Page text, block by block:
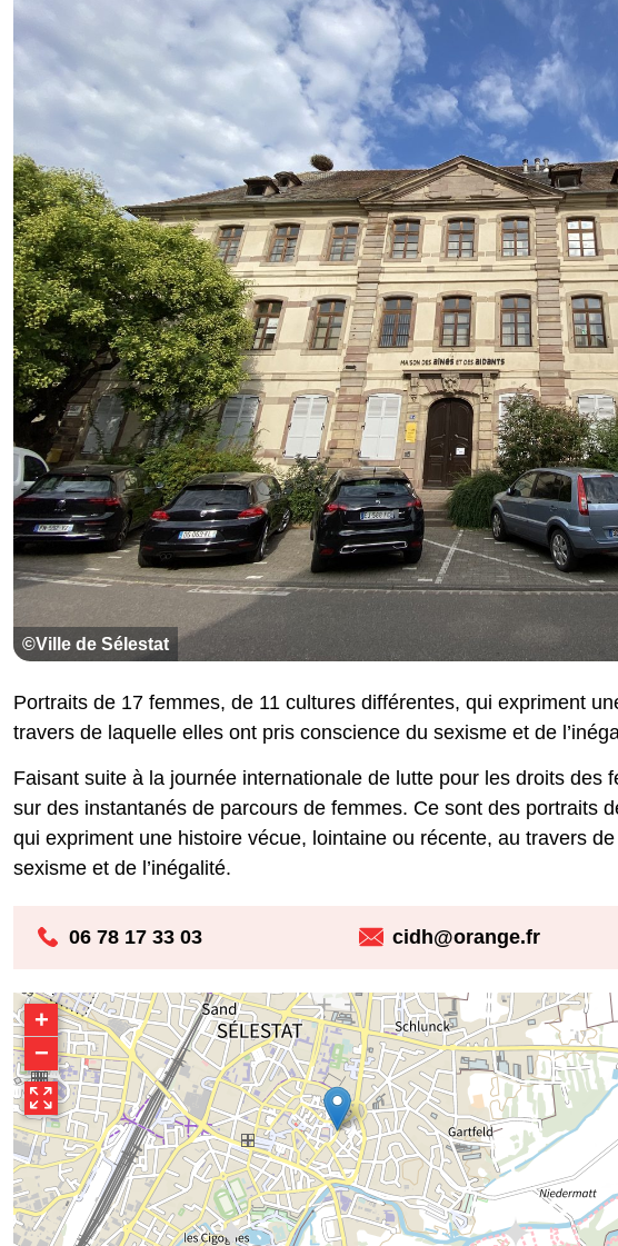
©Ville de Sélestat
Portraits de 17 femmes, de 11 cultures différentes, qui expriment
travers de laquelle elles ont pris conscience du sexisme et de
Faisant suite à la journée internationale de lutte pour les droits des
sur des instantanés de parcours de femmes. Ce sont des portraits
qui expriment une histoire vécue, lointaine ou récente, au travers
sexisme et de l’inégalité.
06 78 17 33 03 cidh@orange.fr
+
−